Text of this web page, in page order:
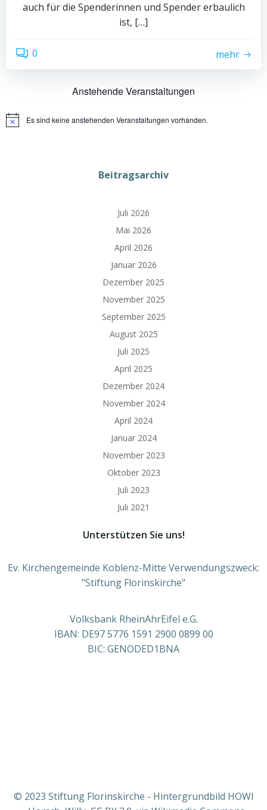
auch für die Spenderinnen und Spender erbaulich
ist, […]
0 mehr
Anstehende Veranstaltungen
HinweisEs sind keine anstehenden Veranstaltungen vorhanden.
Beitragsarchiv
Juli 2026
Mai 2026
April 2026
Januar 2026
Dezember 2025
November 2025
September 2025
August 2025
Juli 2025
April 2025
Dezember 2024
November 2024
April 2024
Januar 2024
November 2023
Oktober 2023
Juli 2023
Juli 2021
Unterstützen Sie uns!
Ev. Kirchengemeinde Koblenz-Mitte Verwendungszweck:
"Stiftung Florinskirche"
Volksbank RheinAhrEifel e.G.
IBAN: DE97 5776 1591 2900 0899 00
BIC: GENODED1BNA
© 2023 Stiftung Florinskirche - Hintergrundbild HOWI